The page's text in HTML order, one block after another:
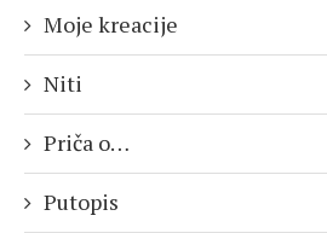
Moje kreacije
Niti
Priča o…
Putopis